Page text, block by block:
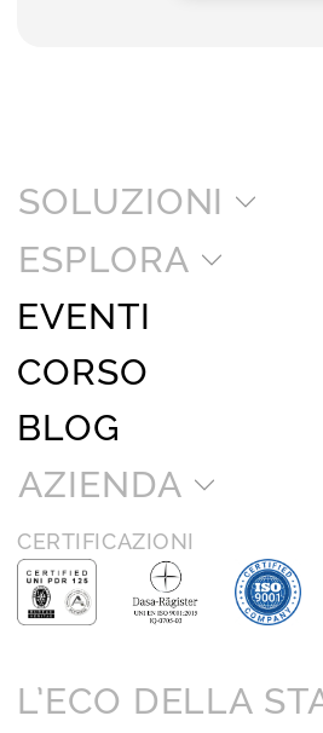
SOLUZIONI
ESPLORA
EVENTI
CORSO
BLOG
AZIENDA
CERTIFICAZIONI
L’ECO DELLA